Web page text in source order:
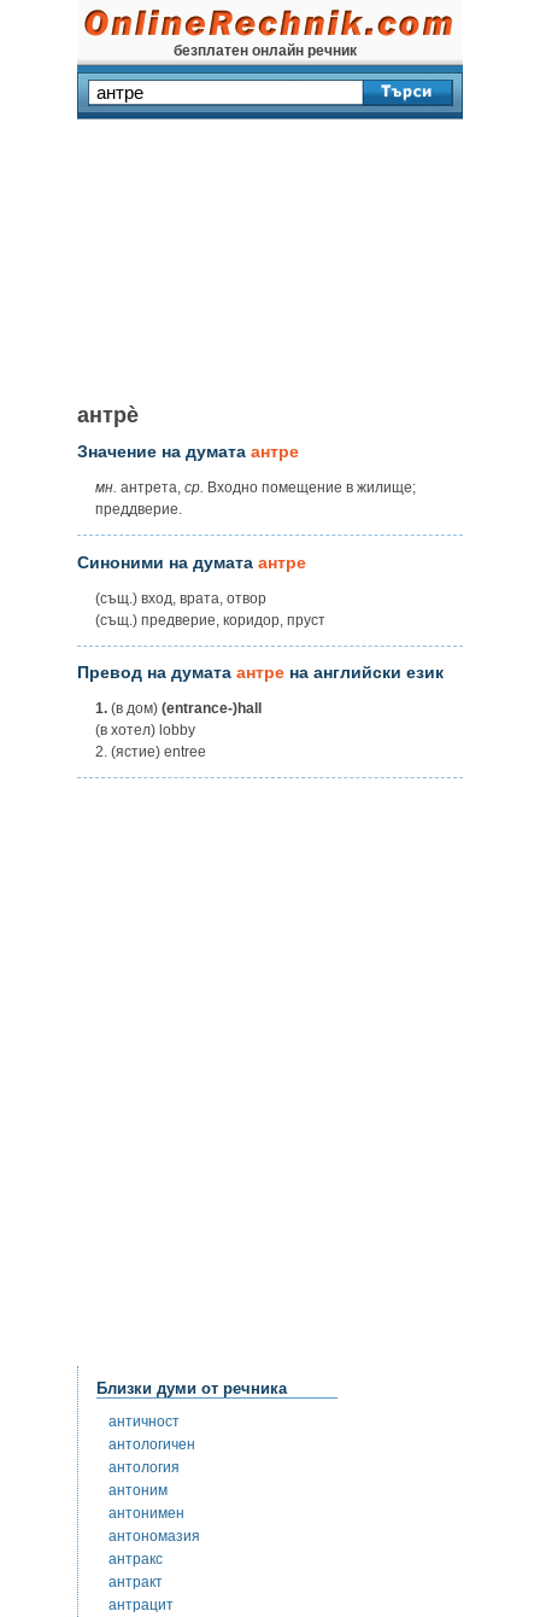
безплатен онлайн речник
антрѐ
Значение на думата антре
мн. антрета, ср. Входно помещение в жилище;
преддверие.
Синоними на думата антре
(същ.) вход, врата, отвор
(същ.) предверие, коридор, пруст
Превод на думата антре на английски език
1. (в дом) (entrance-)hall
(в хотел) lobby
2. (ястие) entree
Близки думи от речника
античност
антологичен
антология
антоним
антонимен
антономазия
антракс
антракт
антрацит